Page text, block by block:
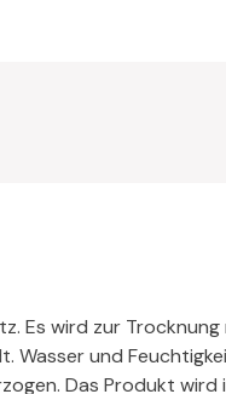
Es wird zur
Wasser und
Das Produkt